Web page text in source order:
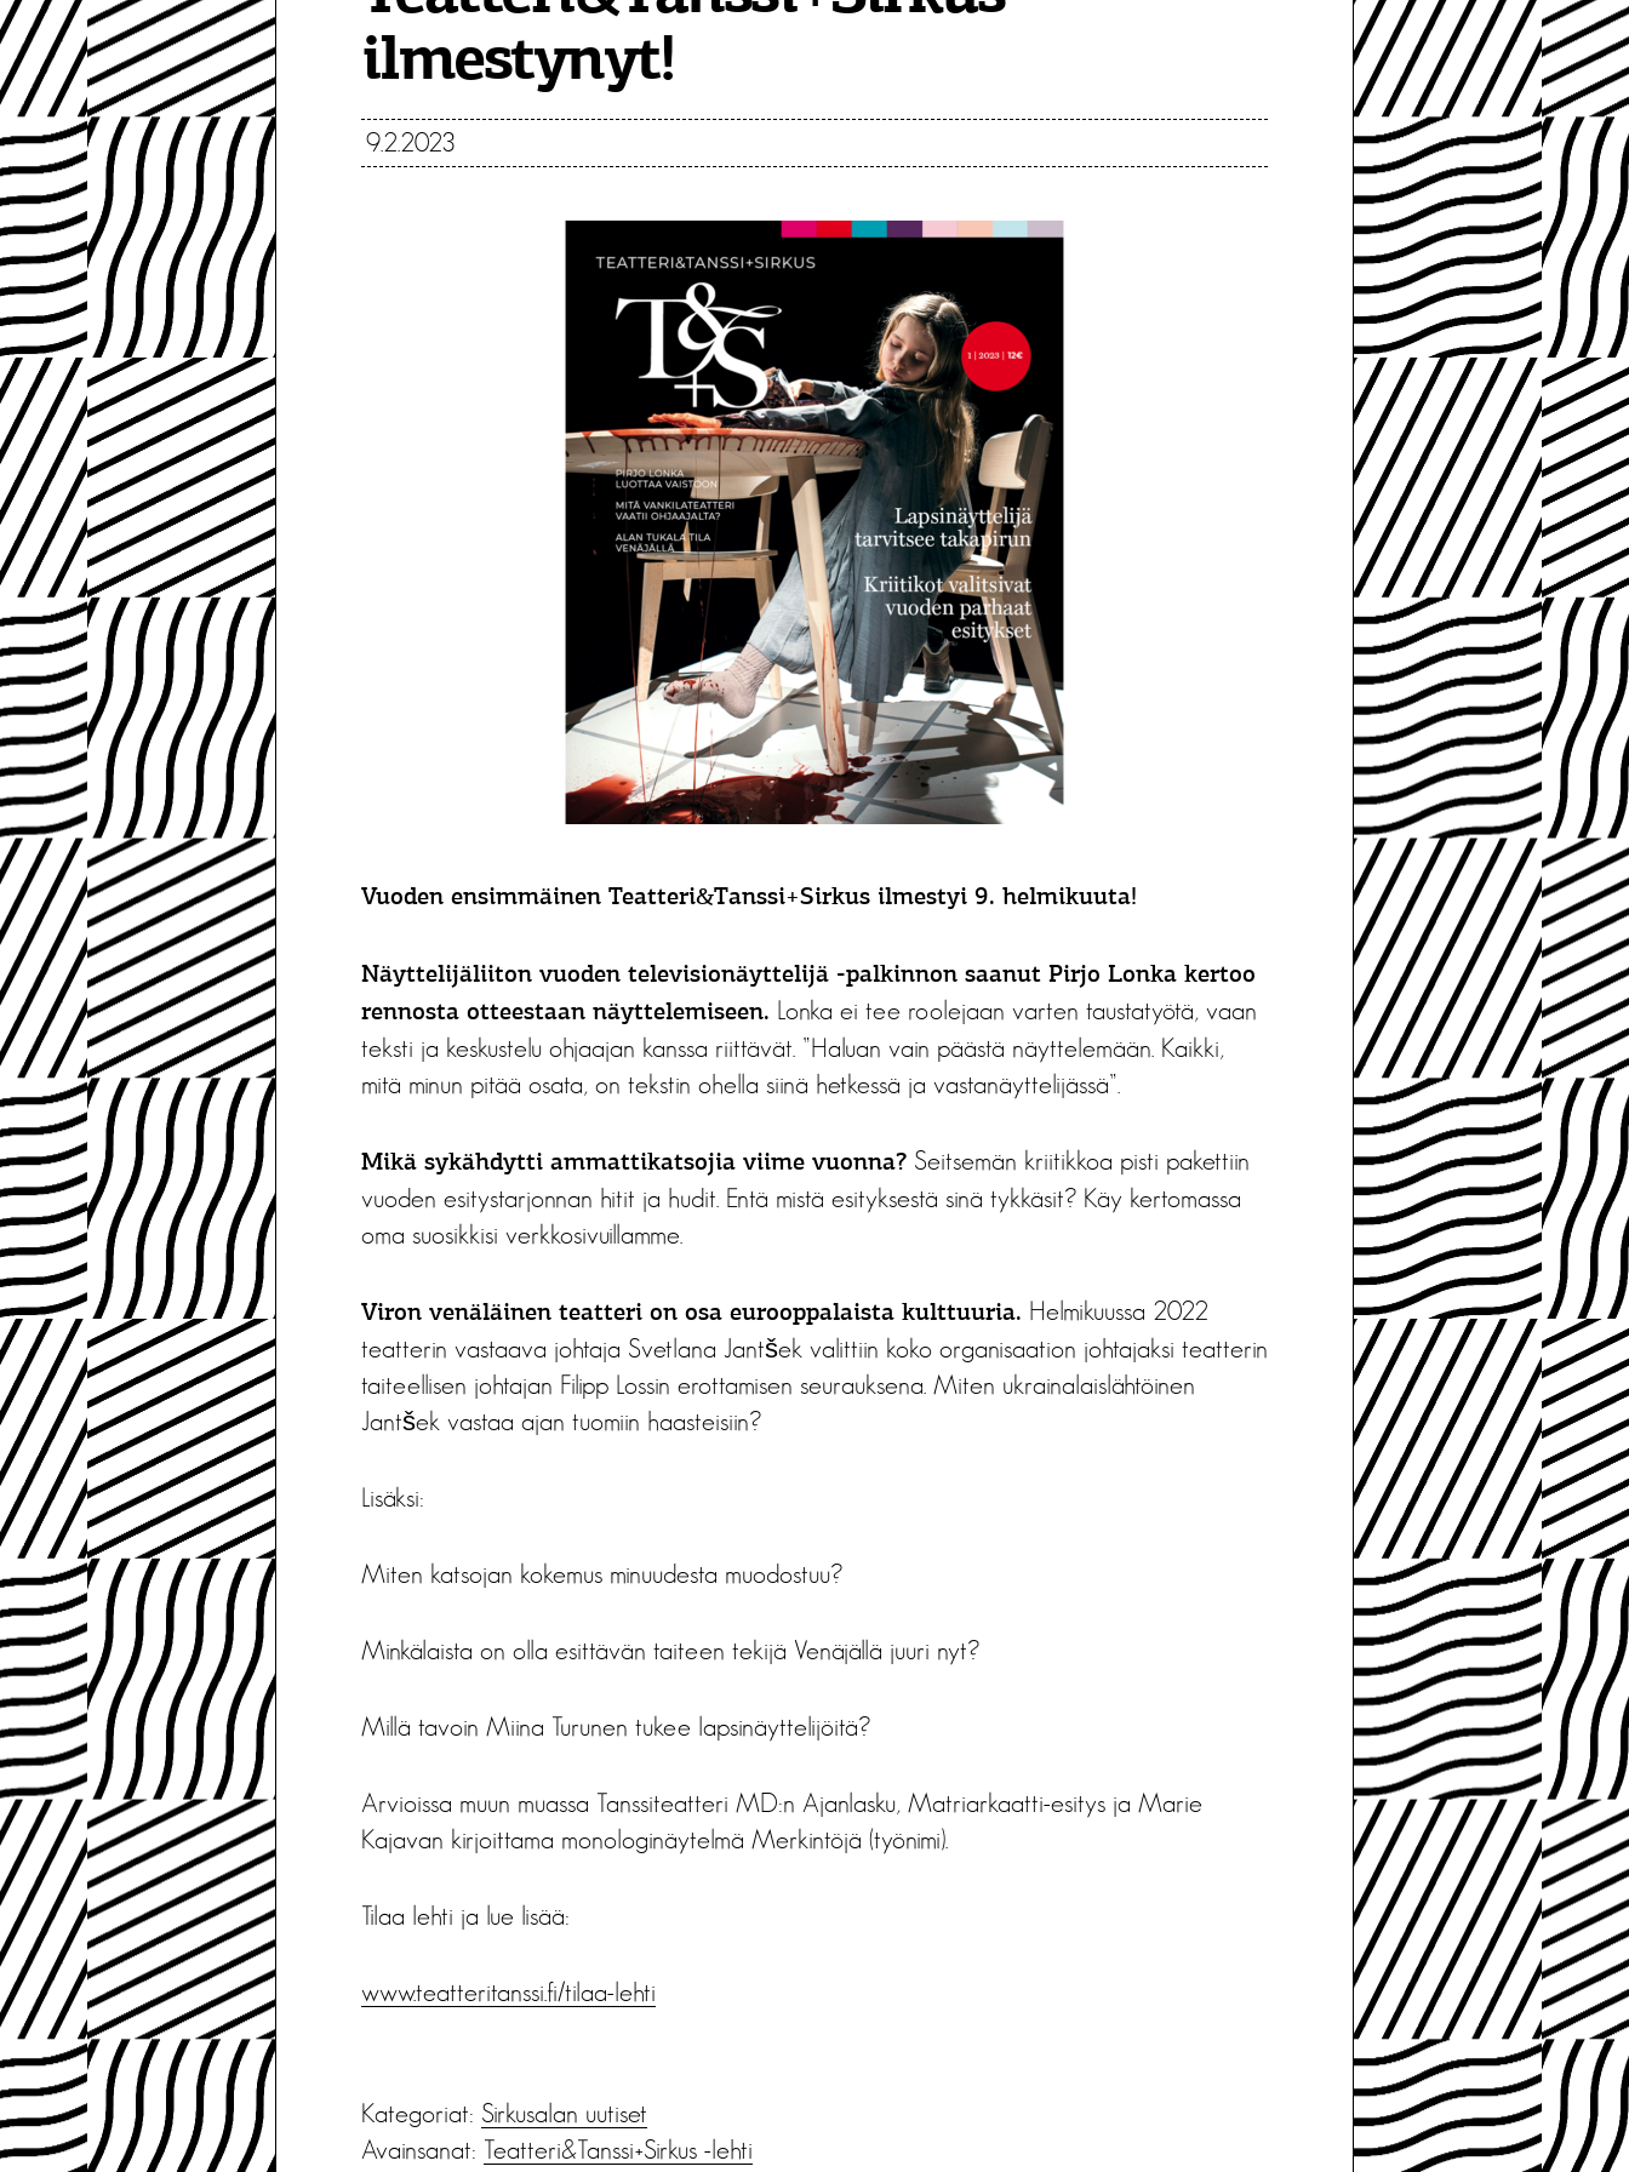
ilmestynyt!
9.2.2023
Vuoden ensimmäinen Teatteri&Tanssi+Sirkus ilmestyi 9. helmikuuta!
Näyttelijäliiton vuoden televisionäyttelijä -palkinnon saanut Pirjo Lonka kertoo
rennosta otteestaan näyttelemiseen. Lonka ei tee roolejaan varten taustatyötä, vaan
teksti ja keskustelu ohjaajan kanssa riittävät. ”Haluan vain päästä näyttelemään. Kaikki,
mitä minun pitää osata, on tekstin ohella siinä hetkessä ja vastanäyttelijässä”.
Mikä sykähdytti ammattikatsojia viime vuonna? Seitsemän kriitikkoa pisti pakettiin
vuoden esitystarjonnan hitit ja hudit. Entä mistä esityksestä sinä tykkäsit? Käy kertomassa
oma suosikkisi verkkosivuillamme.
Viron venäläinen teatteri on osa eurooppalaista kulttuuria. Helmikuussa 2022
teatterin vastaava johtaja Svetlana Jantšek valittiin koko organisaation johtajaksi teatterin
taiteellisen johtajan Filipp Lossin erottamisen seurauksena. Miten ukrainalaislähtöinen
Jantšek vastaa ajan tuomiin haasteisiin?
Lisäksi:
Miten katsojan kokemus minuudesta muodostuu?
Minkälaista on olla esittävän taiteen tekijä Venäjällä juuri nyt?
Millä tavoin Miina Turunen tukee lapsinäyttelijöitä?
Arvioissa muun muassa Tanssiteatteri MD:n Ajanlasku, Matriarkaatti-esitys ja Marie
Kajavan kirjoittama monologinäytelmä Merkintöjä (työnimi).
Tilaa lehti ja lue lisää:
www.teatteritanssi.fi/tilaa-lehti
Kategoriat: Sirkusalan uutiset
Avainsanat: Teatteri&Tanssi+Sirkus -lehti